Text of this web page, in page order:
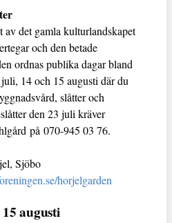
det gamla kulturlandskapet
och den betade
ordnas publika dagar bland
14 och 15 augusti där du
slåtter och
den 23 juli kräver
på 070-945 03 76.
Sjöbo
horjelgarden
augusti